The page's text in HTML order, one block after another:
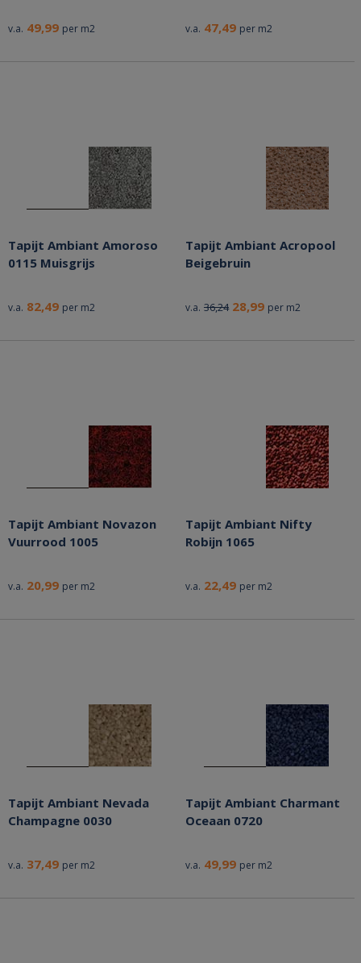
v.a. 49,99 per m2 v.a. 47,49 per m2
Tapijt Ambiant Amoroso
0115 Muisgrijs
v.a. 82,49 per m2
Tapijt Ambiant Acropool
Beigebruin
v.a. 36,24 28,99 per m2
Tapijt Ambiant Novazon
Vuurrood 1005
v.a. 20,99 per m2
Tapijt Ambiant Nifty
Robijn 1065
v.a. 22,49 per m2
Tapijt Ambiant Nevada
Champagne 0030
v.a. 37,49 per m2
Tapijt Ambiant Charmant
Oceaan 0720
v.a. 49,99 per m2